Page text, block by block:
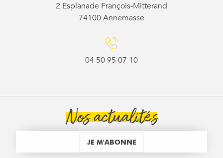
2 Esplanade François-Mitterand
74100 Annemasse
04 50 95 07 10
Nos actualités
JE M'ABONNE